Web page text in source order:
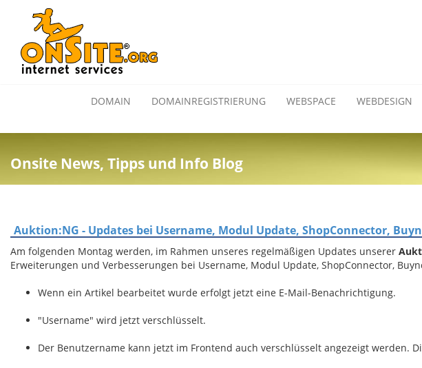
DOMAIN DOMAINREGISTRIERUNG WEBSPACE WEBDESIGN
Onsite News, Tipps und Info Blog
Auktion:NG - Updates bei Username, Modul Update, ShopConnector,
Am folgenden Montag werden, im Rahmen unseres regelmäßigen Updates unserer
Erweiterungen und Verbesserungen bei Username, Modul Update, ShopConnector,
Wenn ein Artikel bearbeitet wurde erfolgt jetzt eine E-Mail-Benachrichtigung.
"Username" wird jetzt verschlüsselt.
Der Benutzername kann jetzt im Frontend auch verschlüsselt angezeigt werden.